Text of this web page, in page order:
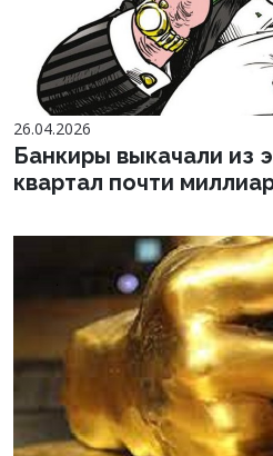
26.04.2026
Банкиры выкачали из
квартал почти